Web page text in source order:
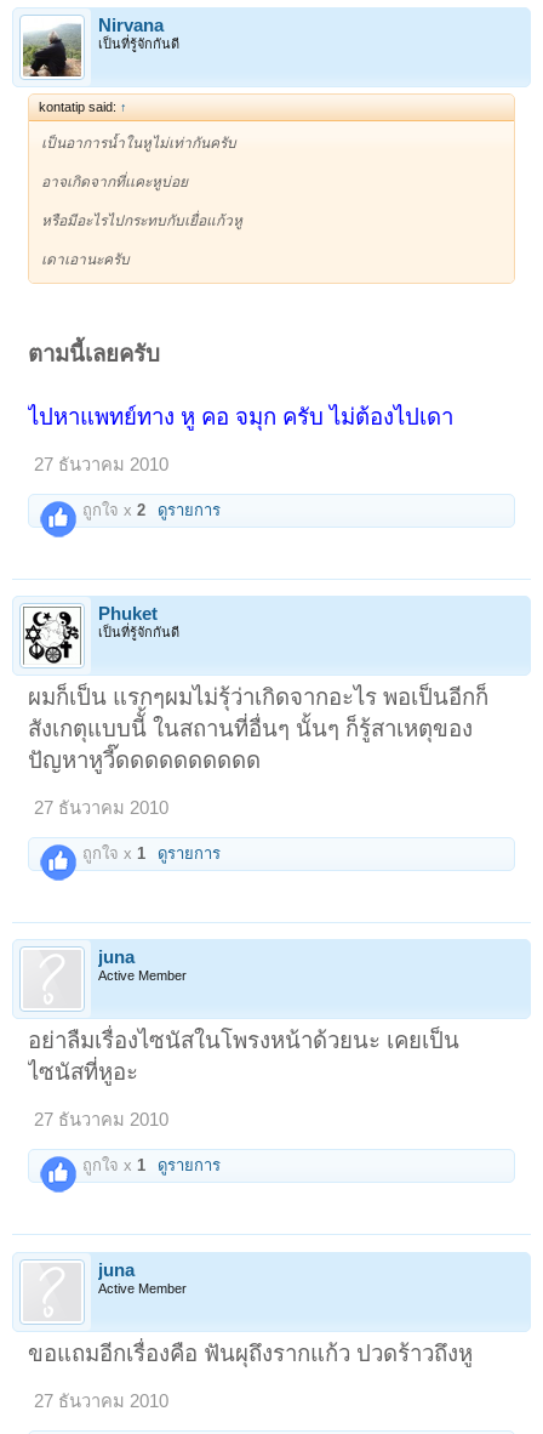
Nirvana
เป็นที่รู้จักกันดี
kontatip said: ↑
เป็นอาการน้ำในหูไม่เท่ากันครับ
อาจเกิดจากที่เเคะหูบ่อย
หรือมีอะไรไปกระทบกับเยื่อแก้วหู
เดาเอานะครับ
ตามนี้เลยครับ
ไปหาแพทย์ทาง หู คอ จมุก ครับ ไม่ต้องไปเดา
27 ธันวาคม 2010
ถูกใจ x2 ดูรายการ
Phuket
เป็นที่รู้จักกันดี
ผมก็เป็น แรกๆผมไม่รุ้ว่าเกิดจากอะไร พอเป็นอีกก็
สังเกตุแบบนีั้ ในสถานที่อื่นๆ นั้นๆ ก็รู้สาเหตุของ
ปัญหาหูวี๊ดดดดดดดดดด
27 ธันวาคม 2010
ถูกใจ x 1 ดูรายการ
juna
Active Member
อย่าลืมเรื่องไซนัสในโพรงหน้าด้วยนะ เคยเป็น
ไซนัสที่หูอะ
27 ธันวาคม 2010
ถูกใจ x1 ดูรายการ
juna
Active Member
ขอแถมอีกเรื่องคือ ฟันผุถึงรากแก้ว ปวดร้าวถึงหู
27 ธันวาคม 2010